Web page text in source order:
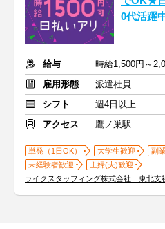
0代活躍
給与
時給1,500円～
雇用形態
派遣社員
シフト
週4日以上
アクセス
鷹ノ巣駅
単発（1日OK） 大学生歓迎
副
未経験者歓迎
主婦(夫)歓迎
ライクスタッフィング株式会社 東北支